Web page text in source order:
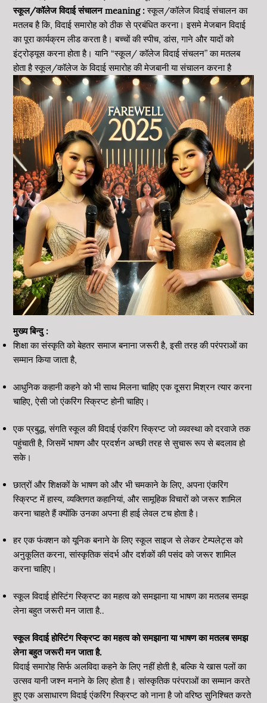
स्कूल/कॉलेज विदाई संचालन meaning :स्कूल/कॉलेज विदाई संचालन का
मतलब है कि, विदाई समारोह को ठीक से प्रबंधित करना। इसमे मेजबान विदाई
का पूरा कार्यक्रम लीड करता है। बच्चों की स्पीच, डांस, गाने और यादों को
इंट्रोड्यूस करना होता है। यानि “स्कूल/ कॉलेज विदाई संचलन” का मतलब
होता है स्कूल/कॉलेज के विदाई समारोह की मेजबानी या संचालन करना है
मुख्य बिन्दु :
शिक्षा का संस्कृति को बेहतर समाज बनाना जरूरी है, इसी तरह की परंपराओं का
सम्मान किया जाता है,
आधुनिक कहानी कहने को भी साथ मिलना चाहिए एक दूसरा मिश्रन त्यार करना
चाहिए, ऐसी जो एंकरिंग स्क्रिप्ट होनी चाहिए।
एक प्रबुद्ध, संगति स्कूल की विदाई एंकरिंग स्क्रिप्ट जो व्यवस्था को दरवाजे तक
पहुंचाती है, जिसमें भाषण और प्रदर्शन अच्छी तरह से सुचारू रूप से बदलाव हो
सके।
छात्रों और शिक्षकों के भाषण को और भी चमकाने के लिए, अपना एंकरिंग
स्क्रिप्ट में हास्य, व्यक्तिगत कहानियां, और सामूहिक विचारों को जरूर शामिल
करना चाहते हैं क्योंकि उनका अपना ही हाई लेवल टच होता है।
हर एक फंक्शन को यूनिक बनाने के लिए स्कूल साइज से लेकर टेम्पलेट्स को
अनुकूलित करना, सांस्कृतिक संदर्भ और दर्शकों की पसंद को जरूर शामिल
करना चाहिए।
स्कूल विदाई होस्टिंग स्क्रिप्ट का महत्व को समझाना या भाषण का मतलब समझ
लेना बहुत जरूरी मन जाता है..
स्कूल विदाई होस्टिंग स्क्रिप्ट का महत्व को समझाना या भाषण का मतलब समझ
लेना बहुत जरूरी मन जाता है.
विदाई समारोह सिर्फ अलविदा कहने के लिए नहीं होती है, बल्कि ये खास पलों का
उत्सव यानी जश्न मनाने के लिए होता है। सांस्कृतिक परंपराओं का सम्मान करते
हुए एक असाधारण विदाई एंकरिंग स्क्रिप्ट को नाना है जो वरिष्ठ सुनिश्चित करते